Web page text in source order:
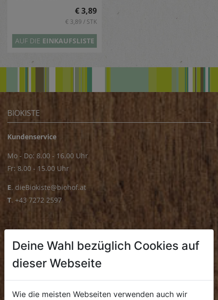
€ 3,89
€ 3,89 / STK
AUF DIE EINKAUFSLISTE
BIOKISTE
Kundenservice
Mo - Do: 8.00 - 16.00 Uhr
Fr: 8.00 - 15.00 Uhr
E. dieBiokiste@biohof.at
T. +43 7272 2597
Öffnungszeiten
Sa: 8.00 - 14.00 Uhr
Deine Wahl bezüglich Cookies auf
dieser Webseite
Wie die meisten Webseiten verwenden auch wir